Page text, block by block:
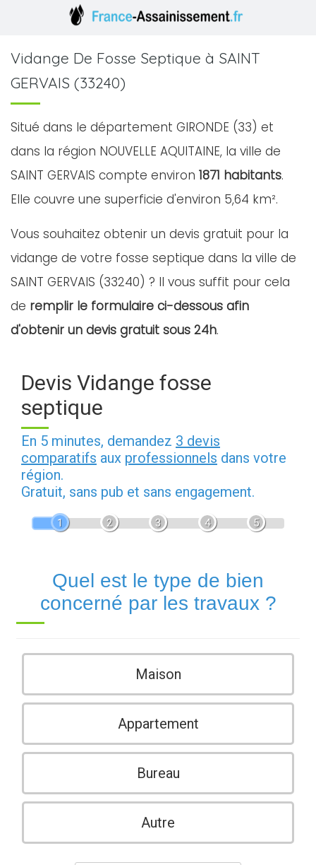
Vidange De Fosse Septique à SAINT
GERVAIS (33240)
Situé dans le département GIRONDE (33) et
dans la région NOUVELLE AQUITAINE, la ville de
SAINT GERVAIS compte environ 1871 habitants.
Elle couvre une superficie d'environ 5,64 km².
Vous souhaitez obtenir un devis gratuit pour la
vidange de votre fosse septique dans la ville de
SAINT GERVAIS (33240) ? Il vous suffit pour cela
de remplir le formulaire ci-dessous afin
d'obtenir un devis gratuit sous 24h.
Devis Vidange fosse
septique
En 5 minutes, demandez 3 devis
comparatifs aux professionnels dans votre
région.
Gratuit, sans pub et sans engagement.
1 2 3 4 5
Quel est le type de bien
concerné par les travaux ?
Maison
Appartement
Bureau
Autre